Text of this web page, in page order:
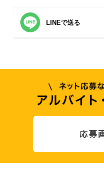
LINEで送る